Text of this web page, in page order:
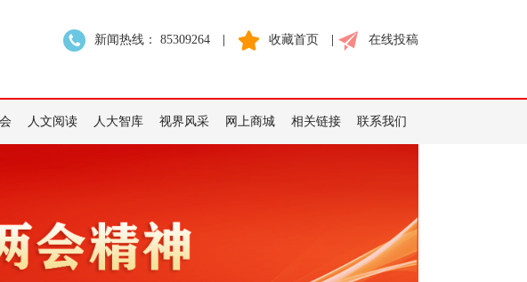
新闻热线： 85309264 收藏首页 在线投稿
人文阅读 人大智库 视界风采 网上商城 相关链接 联系我们